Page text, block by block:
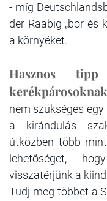
- míg
der Raabig „bor és
a környéket.
Hasznos
nem szükséges
a kirándulás
útközben több
lehetőséget,
visszatérjünk a
Tudj meg többet a